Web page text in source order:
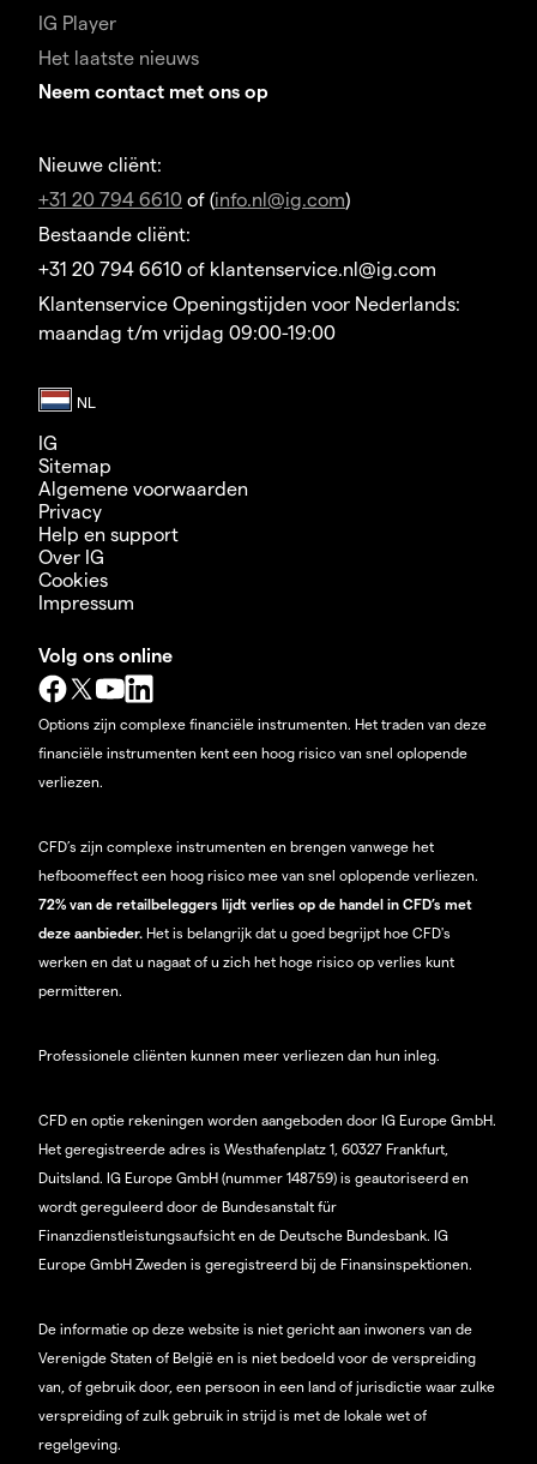
IG Player
Het laatste nieuws
Neem contact met ons op
Nieuwe cliënt:
+31 20 794 6610 of (info.nl@ig.com)
Bestaande cliënt:
+31 20 794 6610 of klantenservice.nl@ig.com
Klantenservice Openingstijden voor Nederlands:
maandag t/m vrijdag 09:00-19:00
IG
Sitemap
Algemene voorwaarden
Privacy
Help en support
Over IG
Cookies
Impressum
Volg ons online
Options zijn complexe financiële instrumenten. Het traden van deze
financiële instrumenten kent een hoog risico van snel oplopende
verliezen.
CFD’s zijn complexe instrumenten en brengen vanwege het
hefboomeffect een hoog risico mee van snel oplopende verliezen.
72% van de retailbeleggers lijdt verlies op de handel in CFD’s met
deze aanbieder. Het is belangrijk dat u goed begrijpt hoe CFD's
werken en dat u nagaat of u zich het hoge risico op verlies kunt
permitteren.
Professionele cliënten kunnen meer verliezen dan hun inleg.
CFD en optie rekeningen worden aangeboden door IG Europe GmbH.
Het geregistreerde adres is Westhafenplatz 1, 60327 Frankfurt,
Duitsland. IG Europe GmbH (nummer 148759) is geautoriseerd en
wordt gereguleerd door de Bundesanstalt für
Finanzdienstleistungsaufsicht en de Deutsche Bundesbank. IG
Europe GmbH Zweden is geregistreerd bij de Finansinspektionen.
De informatie op deze website is niet gericht aan inwoners van de
Verenigde Staten of België en is niet bedoeld voor de verspreiding
van, of gebruik door, een persoon in een land of jurisdictie waar zulke
verspreiding of zulk gebruik in strijd is met de lokale wet of
regelgeving.